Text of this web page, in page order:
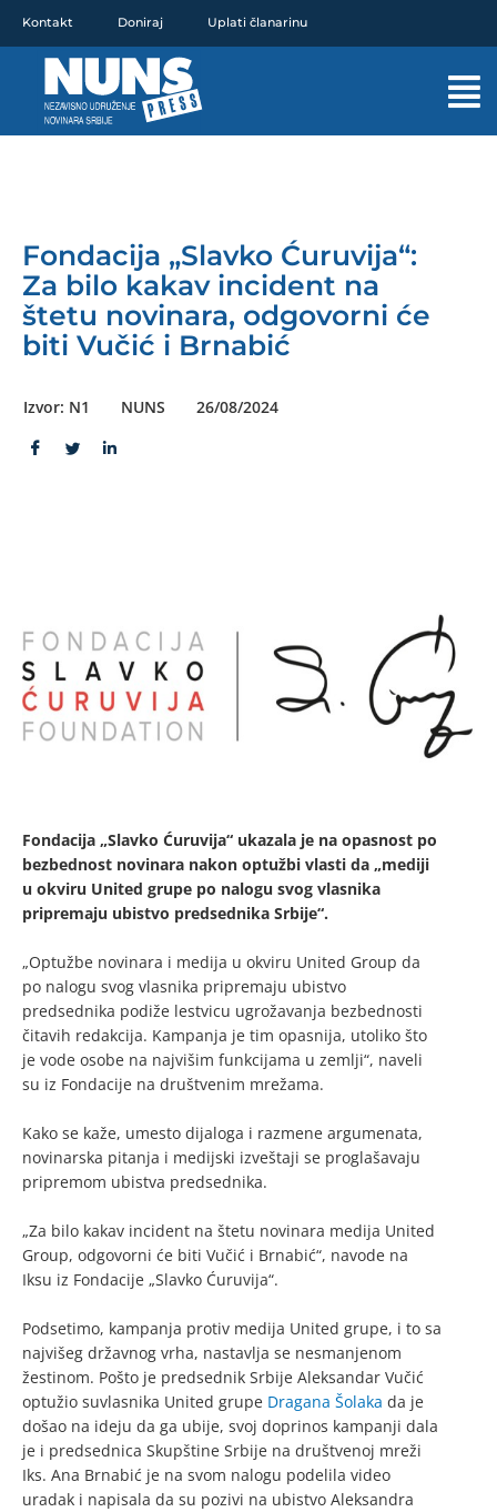
sadržaj
Kontakt Doniraj Uplati članarinu
Fondacija „Slavko Ćuruvija“:
Za bilo kakav incident na
štetu novinara, odgovorni će
biti Vučić i Brnabić
Izvor: N1 NUNS 26/08/2024
Fondacija „Slavko Ćuruvija“ ukazala je na opasnost po
bezbednost novinara nakon optužbi vlasti da „mediji
u okviru United grupe po nalogu svog vlasnika
pripremaju ubistvo predsednika Srbije“.
„Optužbe novinara i medija u okviru United Group da
po nalogu svog vlasnika pripremaju ubistvo
predsednika podiže lestvicu ugrožavanja bezbednosti
čitavih redakcija. Kampanja je tim opasnija, utoliko što
je vode osobe na najvišim funkcijama u zemlji“, naveli
su iz Fondacije na društvenim mrežama.
Kako se kaže, umesto dijaloga i razmene argumenata,
novinarska pitanja i medijski izveštaji se proglašavaju
pripremom ubistva predsednika.
„Za bilo kakav incident na štetu novinara medija United
Group, odgovorni će biti Vučić i Brnabić“, navode na
Iksu iz Fondacije „Slavko Ćuruvija“.
Podsetimo, kampanja protiv medija United grupe, i to sa
najvišeg državnog vrha, nastavlja se nesmanjenom
žestinom. Pošto je predsednik Srbije Aleksandar Vučić
optužio suvlasnika United grupe Dragana Šolaka da je
došao na ideju da ga ubije, svoj doprinos kampanji dala
je i predsednica Skupštine Srbije na društvenoj mreži
Iks. Ana Brnabić je na svom nalogu podelila video
uradak i napisala da su pozivi na ubistvo Aleksandra